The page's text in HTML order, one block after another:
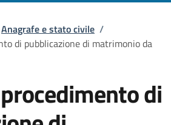
Anagrafe e stato civile /
di pubblicazione di matrimonio da
di